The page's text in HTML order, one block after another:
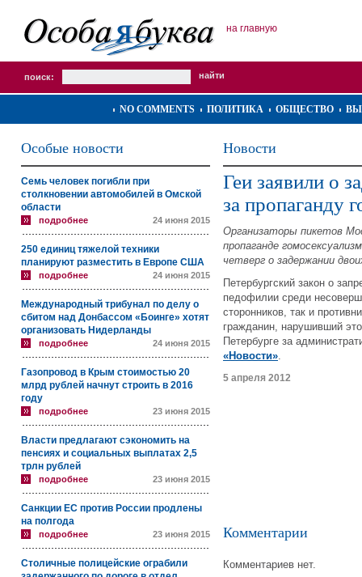
на главную
поиск:
NO COMMENTS ПОЛИТИКА ОБЩЕСТВО
Особые новости
Семь человек погибли при
столкновении автомобилей в Омской
области
подробнее 24 июня 2015
250 единиц тяжелой техники
планируют разместить в Европе США
подробнее 24 июня 2015
Международный трибунал по делу о
сбитом над Донбассом «Боинге» хотят
организовать Нидерланды
подробнее 24 июня 2015
Газопровод в Крым стоимостью 20
млрд рублей начнут строить в 2016
году
подробнее 23 июня 2015
Власти предлагают сэкономить на
пенсиях и социальных выплатах 2,5
трлн рублей
подробнее 23 июня 2015
Санкции ЕС против России продлены
на полгода
подробнее 23 июня 2015
Столичные полицейские ограбили
Новости
Геи заявили о
за пропаганду
Организаторы пикетов
пропаганде
четверг о задержании
Петербургский закон о
педофилии среди
сторонников, так и
гражданин, нарушивший
Петербурге за
«Новости».
5 апреля 2012
Комментарии
Комментариев нет.